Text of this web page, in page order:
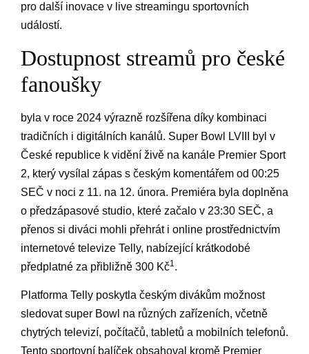
pro další inovace v live streamingu sportovních
událostí.
Dostupnost streamů pro ‍české
fanoušky
byla v roce​ 2024 výrazně⁣ rozšířena díky kombinaci
tradičních i digitálních kanálů. Super Bowl ⁢LVIII byl⁣ v
České republice k vidění živě‌ na kanále Premier Sport
2, ​který vysílal zápas s českým komentářem⁢ od 00:25
SEČ v noci z 11. na 12. února. Premiéra byla doplněna⁢
o předzápasové studio, které začalo‌ v 23:30 SEČ, a
přenos si diváci mohli přehrát i online prostřednictvím
internetové televize Telly, nabízející krátkodobé⁤
předplatné ⁤za přibližně⁢ 300 Kč1 .
Platforma Telly poskytla českým divákům možnost
sledovat super Bowl na různých zařízeních, včetně
chytrých televizí, počítačů, tabletů a ⁣mobilních telefonů.
Tento sportovní balíček obsahoval kromě Premier